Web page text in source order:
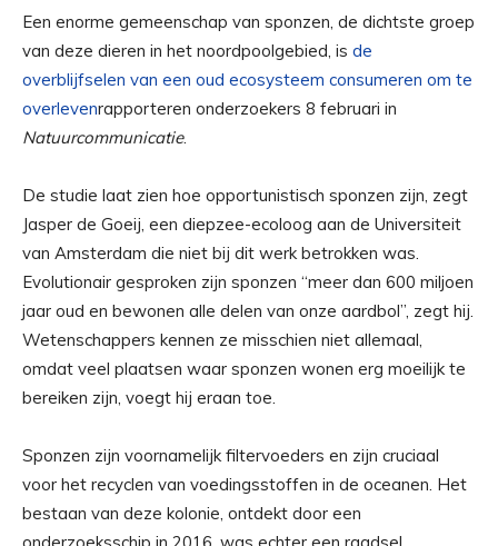
Een enorme gemeenschap van sponzen, de dichtste groep
van deze dieren in het noordpoolgebied, is de
overblijfselen van een oud ecosysteem consumeren om te
overlevenrapporteren onderzoekers 8 februari in
Natuurcommunicatie.
De studie laat zien hoe opportunistisch sponzen zijn, zegt
Jasper de Goeij, een diepzee-ecoloog aan de Universiteit
van Amsterdam die niet bij dit werk betrokken was.
Evolutionair gesproken zijn sponzen “meer dan 600 miljoen
jaar oud en bewonen alle delen van onze aardbol”, zegt hij.
Wetenschappers kennen ze misschien niet allemaal,
omdat veel plaatsen waar sponzen wonen erg moeilijk te
bereiken zijn, voegt hij eraan toe.
Sponzen zijn voornamelijk filtervoeders en zijn cruciaal
voor het recyclen van voedingsstoffen in de oceanen. Het
bestaan ​​van deze kolonie, ontdekt door een